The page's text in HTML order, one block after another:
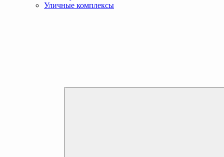
Уличные комплексы